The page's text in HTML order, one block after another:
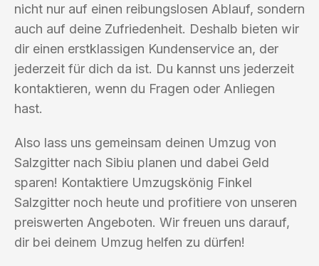
nicht nur auf einen reibungslosen Ablauf, sondern
auch auf deine Zufriedenheit. Deshalb bieten wir
dir einen erstklassigen Kundenservice an, der
jederzeit für dich da ist. Du kannst uns jederzeit
kontaktieren, wenn du Fragen oder Anliegen
hast.
Also lass uns gemeinsam deinen Umzug von
Salzgitter nach Sibiu planen und dabei Geld
sparen! Kontaktiere Umzugskönig Finkel
Salzgitter noch heute und profitiere von unseren
preiswerten Angeboten. Wir freuen uns darauf,
dir bei deinem Umzug helfen zu dürfen!